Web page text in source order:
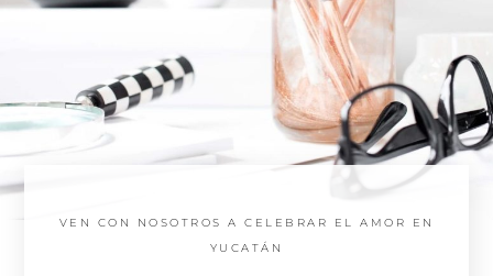
VEN CON NOSOTROS A CELEBRAR EL AMOR EN
YUCATÁN